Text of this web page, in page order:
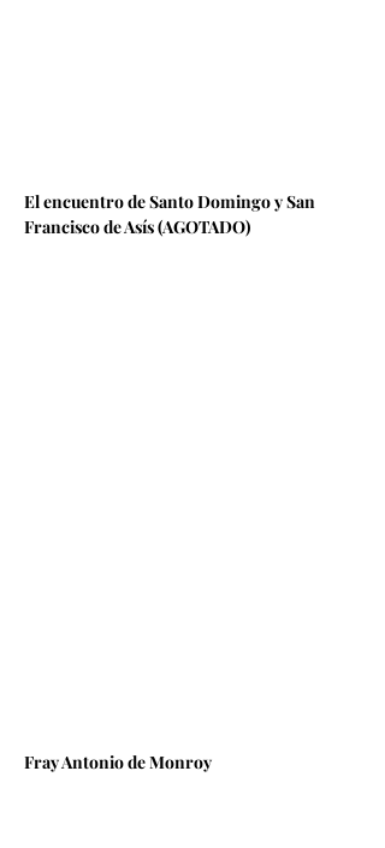
El encuentro de Santo Domingo y San
Francisco de Asís (AGOTADO)
Fray Antonio de Monroy